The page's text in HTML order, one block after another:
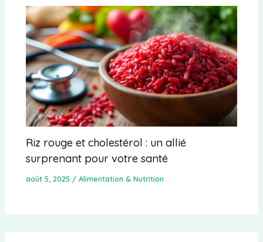
Riz rouge et cholestérol : un allié
surprenant pour votre santé
août 5, 2025 /Alimentation & Nutrition